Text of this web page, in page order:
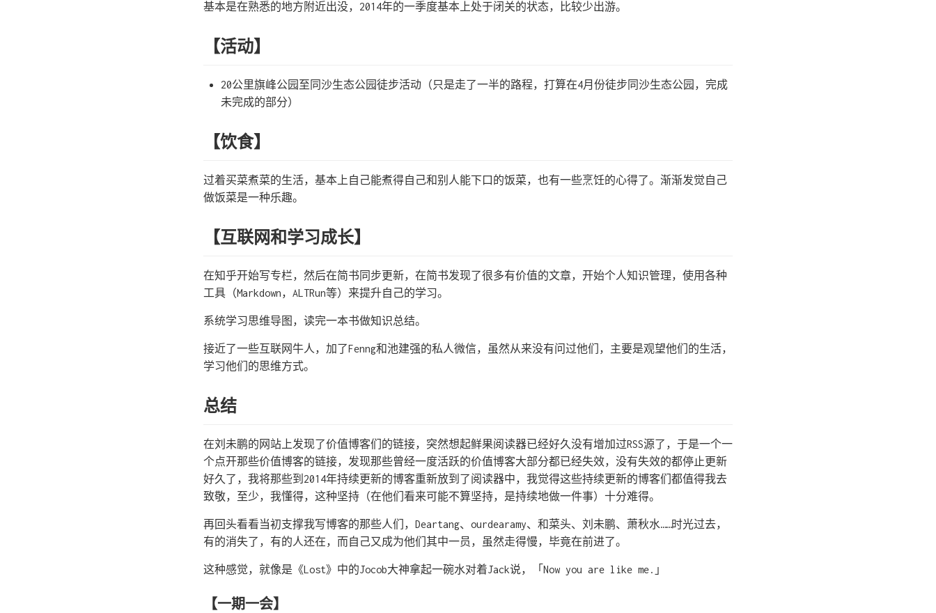
基本是在熟悉的地方附近出没，2014年的一季度基本上处于闭关的状态，比较少出游。
【活动】
20公里旗峰公园至同沙生态公园徒步活动（只是走了一半的路程，打算在4月份徒步同沙生态公园，完成
未完成的部分）
【饮食】
过着买菜煮菜的生活，基本上自己能煮得自己和别人能下口的饭菜，也有一些烹饪的心得了。渐渐发觉自己
做饭菜是一种乐趣。
【互联网和学习成长】
在知乎开始写专栏，然后在简书同步更新，在简书发现了很多有价值的文章，开始个人知识管理，使用各种
工具（Markdown，ALTRun等）来提升自己的学习。
系统学习思维导图，读完一本书做知识总结。
接近了一些互联网牛人，加了Fenng和池建强的私人微信，虽然从来没有问过他们，主要是观望他们的生活，
学习他们的思维方式。
总结
在刘未鹏的网站上发现了价值博客们的链接，突然想起鲜果阅读器已经好久没有增加过RSS源了，于是一个一
个点开那些价值博客的链接，发现那些曾经一度活跃的价值博客大部分都已经失效，没有失效的都停止更新
好久了，我将那些到2014年持续更新的博客重新放到了阅读器中，我觉得这些持续更新的博客们都值得我去
致敬，至少，我懂得，这种坚持（在他们看来可能不算坚持，是持续地做一件事）十分难得。
再回头看看当初支撑我写博客的那些人们，Deartang、ourdearamy、和菜头、刘未鹏、萧秋水……时光过去，
有的消失了，有的人还在，而自己又成为他们其中一员，虽然走得慢，毕竟在前进了。
这种感觉，就像是《Lost》中的Jocob大神拿起一碗水对着Jack说，「Now you are like me.」
【一期一会】